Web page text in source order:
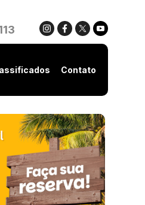
Contato